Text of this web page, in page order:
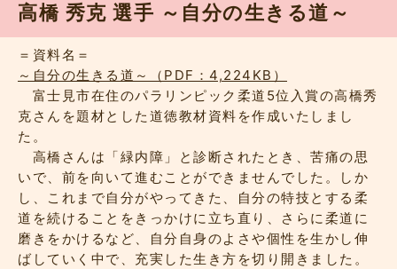
高橋 秀克 選手 ～自分の生きる道～
＝資料名＝
～自分の生きる道～（PDF：4,224KB）
富士見市在住のパラリンピック柔道5位入賞の高橋秀
克さんを題材とした道徳教材資料を作成いたしまし
た。
高橋さんは「緑内障」と診断されたとき、苦痛の思
いで、前を向いて進むことができませんでした。しか
し、これまで自分がやってきた、自分の特技とする柔
道を続けることをきっかけに立ち直り、さらに柔道に
磨きをかけるなど、自分自身のよさや個性を生かし伸
ばしていく中で、充実した生き方を切り開きました。